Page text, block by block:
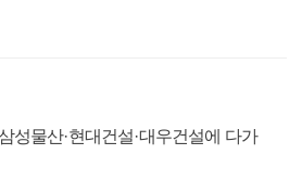
성물산·현대건설·대우건설에 다가